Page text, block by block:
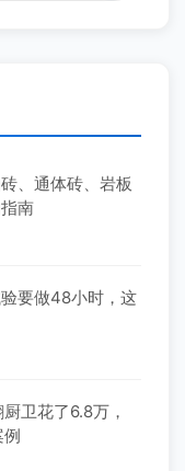
、通体砖、岩板
南
要做48小时，这
卫花了6.8万，